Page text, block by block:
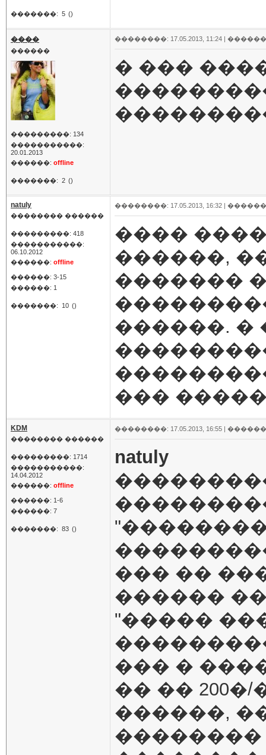
�������: 5 ()
����
������
���������: 134
�����������:
20.01.2013
������: offline
�������: 2 ()
��������: 17.05.2013, 11:24 |
� ���
natuly
�������� ������
���������: 418
�����������:
06.10.2012
������: offline
������: 3-15
������: 1
�������: 10 ()
��������: 17.05.2013, 16:32 |
����
������,
�������
������. �
���
KDM
�������� ������
���������: 1714
�����������:
14.04.2012
������: offline
������: 1-6
������: 7
�������: 83 ()
��������: 17.05.2013, 16:55 |
natuly
��� ��
������
"�����
��� �
�� �� 200�/
������,